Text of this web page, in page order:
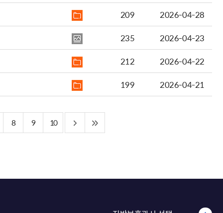
209
2026-04-28
235
2026-04-23
212
2026-04-22
199
2026-04-21
8 9 10